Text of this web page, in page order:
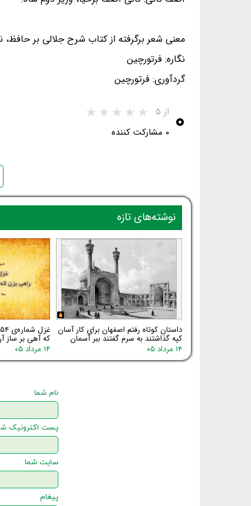
معنی شعر برگرفته از کتاب شرح جلالی بر حافظ،
نگاره: فرتورچین
گردآوری: فرتورچین
۰ از ۵
۰ مشارکت کننده
داستان کوتاه رفتم اصفهان برای کار آسان
کپه گذاشتند به سرم گفتند ببر آسمان
۱۴ مرداد ۰۵
که آهی بر ساز
۱۴ مرداد ۰۵
نوشته‌های تازه
نام شما
پست اکترونیک
سایت شما
پیغام